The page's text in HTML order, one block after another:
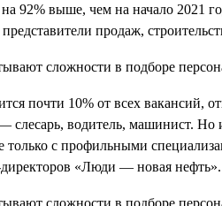
92% выше, чем на начало 2021
продаж,
почти 10% от всех вакансий,
слесарь, водитель, машинист.
с профильными
«Люди — новая нефть».